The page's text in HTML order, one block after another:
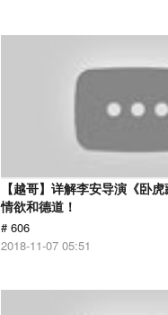
【越哥】详解李安导演《卧
情欲和德道！
# 606
2018-11-07 05:51